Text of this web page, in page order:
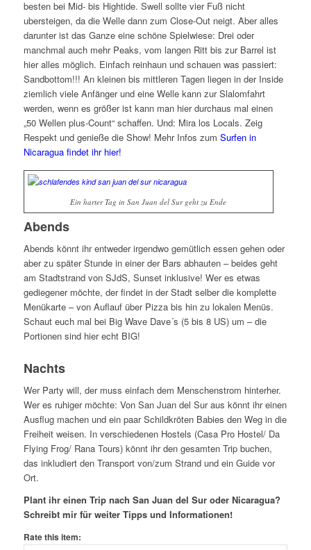
besten bei Mid- bis Hightide. Swell sollte vier Fuß nicht
ubersteigen, da die Welle dann zum Close-Out neigt. Aber alles
darunter ist das Ganze eine schöne Spielwiese: Drei oder
manchmal auch mehr Peaks, vom langen Ritt bis zur Barrel ist
hier alles möglich. Einfach reinhaun und schauen was passiert:
Sandbottom!!! An kleinen bis mittleren Tagen liegen in der Inside
ziemlich viele Anfänger und eine Welle kann zur Slalomfahrt
werden, wenn es größer ist kann man hier durchaus mal einen
„50 Wellen plus-Count“ schaffen. Und: Mira los Locals. Zeig
Respekt und genieße die Show! Mehr Infos zum Surfen in
Nicaragua findet ihr hier!
Ein harter Tag in San Juan del Sur geht zu Ende
Abends
Abends könnt ihr entweder irgendwo gemütlich essen gehen oder
aber zu später Stunde in einer der Bars abhauten – beides geht
am Stadtstrand von SJdS, Sunset inklusive! Wer es etwas
gediegener möchte, der findet in der Stadt selber die komplette
Menükarte – von Auflauf über Pizza bis hin zu lokalen Menüs.
Schaut euch mal bei Big Wave Dave´s (5 bis 8 US) um – die
Portionen sind hier echt BIG!
Nachts
Wer Party will, der muss einfach dem Menschenstrom hinterher.
Wer es ruhiger möchte: Von San Juan del Sur aus könnt ihr einen
Ausflug machen und ein paar Schildkröten Babies den Weg in die
Freiheit weisen. In verschiedenen Hostels (Casa Pro Hostel/ Da
Flying Frog/ Rana Tours) könnt ihr den gesamten Trip buchen,
das inkludiert den Transport von/zum Strand und ein Guide vor
Ort.
Plant ihr einen Trip nach San Juan del Sur oder Nicaragua?
Schreibt mir für weiter Tipps und Informationen!
Rate this item: